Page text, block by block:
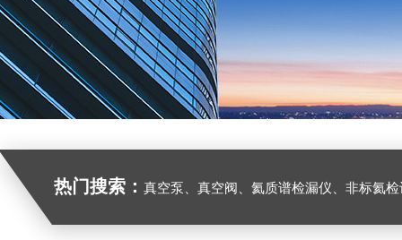
热门搜索： 真空泵、真空阀、氦质谱检漏仪、非标氦检